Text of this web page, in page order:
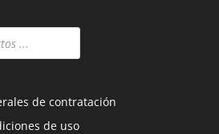
de contratación
de uso